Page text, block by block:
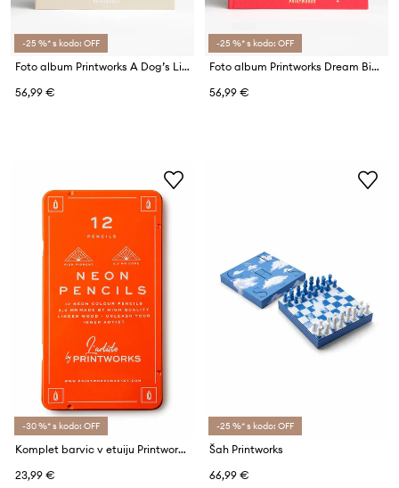
-25 %* s kodo: OFF
Foto album Printworks A Dog’s Life
56,99 €
-25 %* s kodo: OFF
Foto album Printworks Dream Big Little One
56,99 €
-30 %* s kodo: OFF
Komplet barvic v etuiju Printworks Neon 12-pack
23,99 €
-25 %* s kodo: OFF
Šah Printworks
66,99 €